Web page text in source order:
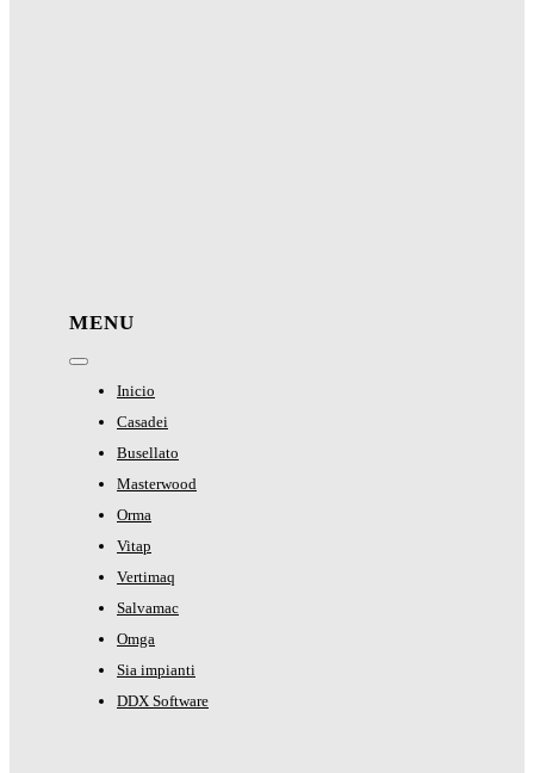
MENU
Toggle
Navigation
Inicio
Casadei
Busellato
Masterwood
Orma
Vitap
Vertimaq
Salvamac
Omga
Sia impianti
DDX Software